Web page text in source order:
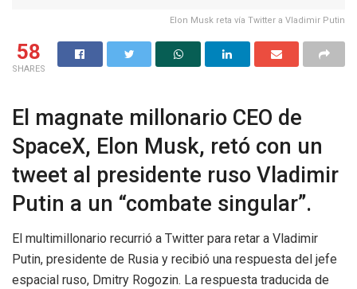
Elon Musk reta vía Twitter a Vladimir Putin
58
SHARES
El magnate millonario CEO de
SpaceX, Elon Musk, retó con un
tweet al presidente ruso Vladimir
Putin a un “combate singular”.
El multimillonario recurrió a Twitter para retar a Vladimir
Putin, presidente de Rusia y recibió una respuesta del jefe
espacial ruso, Dmitry Rogozin. La respuesta traducida de